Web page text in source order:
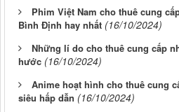
Phim Việt Nam cho thuê cung
Bình Định hay nhất (16/10/2024)
Những lí do cho thuê cung cấp
hước (16/10/2024)
Anime hoạt hình cho thuê cung
siêu hấp dẫn (16/10/2024)